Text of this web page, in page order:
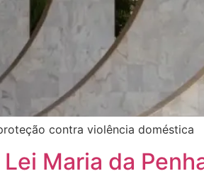
contra violência doméstica
Lei Maria da